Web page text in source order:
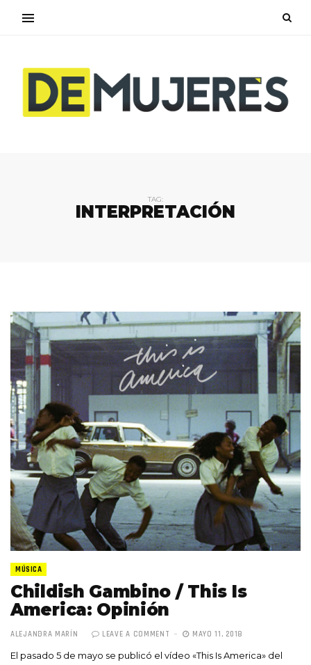
TAG:
INTERPRETACIÓN
MÚSICA
Childish Gambino / This Is
America: Opinión
ALEJANDRA MARÍN LEAVE A COMMENT MAYO 11, 2018
El pasado 5 de mayo se publicó el vídeo «This Is America» del